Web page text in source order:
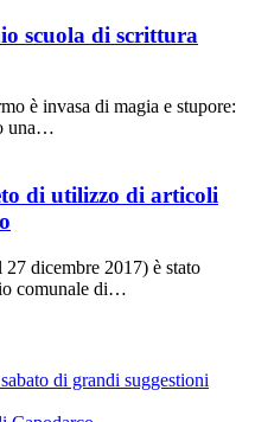
scuola di scrittura
è invasa di magia e stupore:
una…
di utilizzo di articoli
dicembre 2017) è stato
comunale di…
di grandi suggestioni